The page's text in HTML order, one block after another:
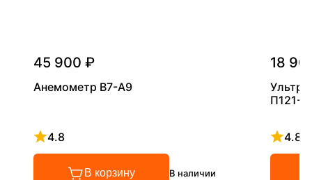
45 900 ₽
Анемометр В7-А9
4.8
Рейтинг 4.8 из 5
В корзину В наличии
18
П121-
4.8